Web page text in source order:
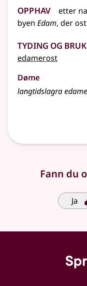
Opphav etter
byen Edam, der
Tyding og bruk
edamerost
Døme
langtidslagra
Fann du
Ja